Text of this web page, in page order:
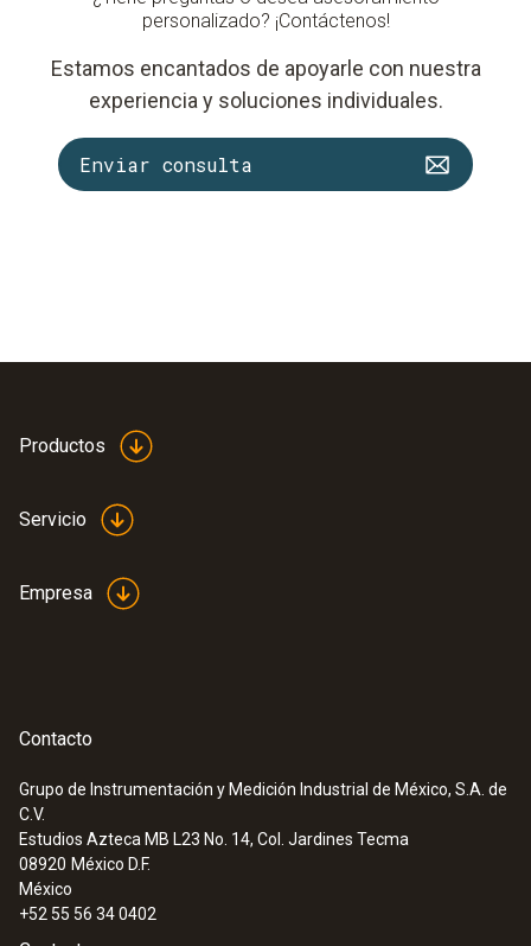
personalizado? ¡Contáctenos!
Estamos encantados de apoyarle con nuestra
experiencia y soluciones individuales.
Enviar consulta
Productos
Servicio
Empresa
Contacto
Grupo de Instrumentación y Medición Industrial de México, S.A. de
C.V.
Estudios Azteca MB L23 No. 14, Col. Jardines Tecma
08920 México D.F.
México
+52 55 56 34 0402